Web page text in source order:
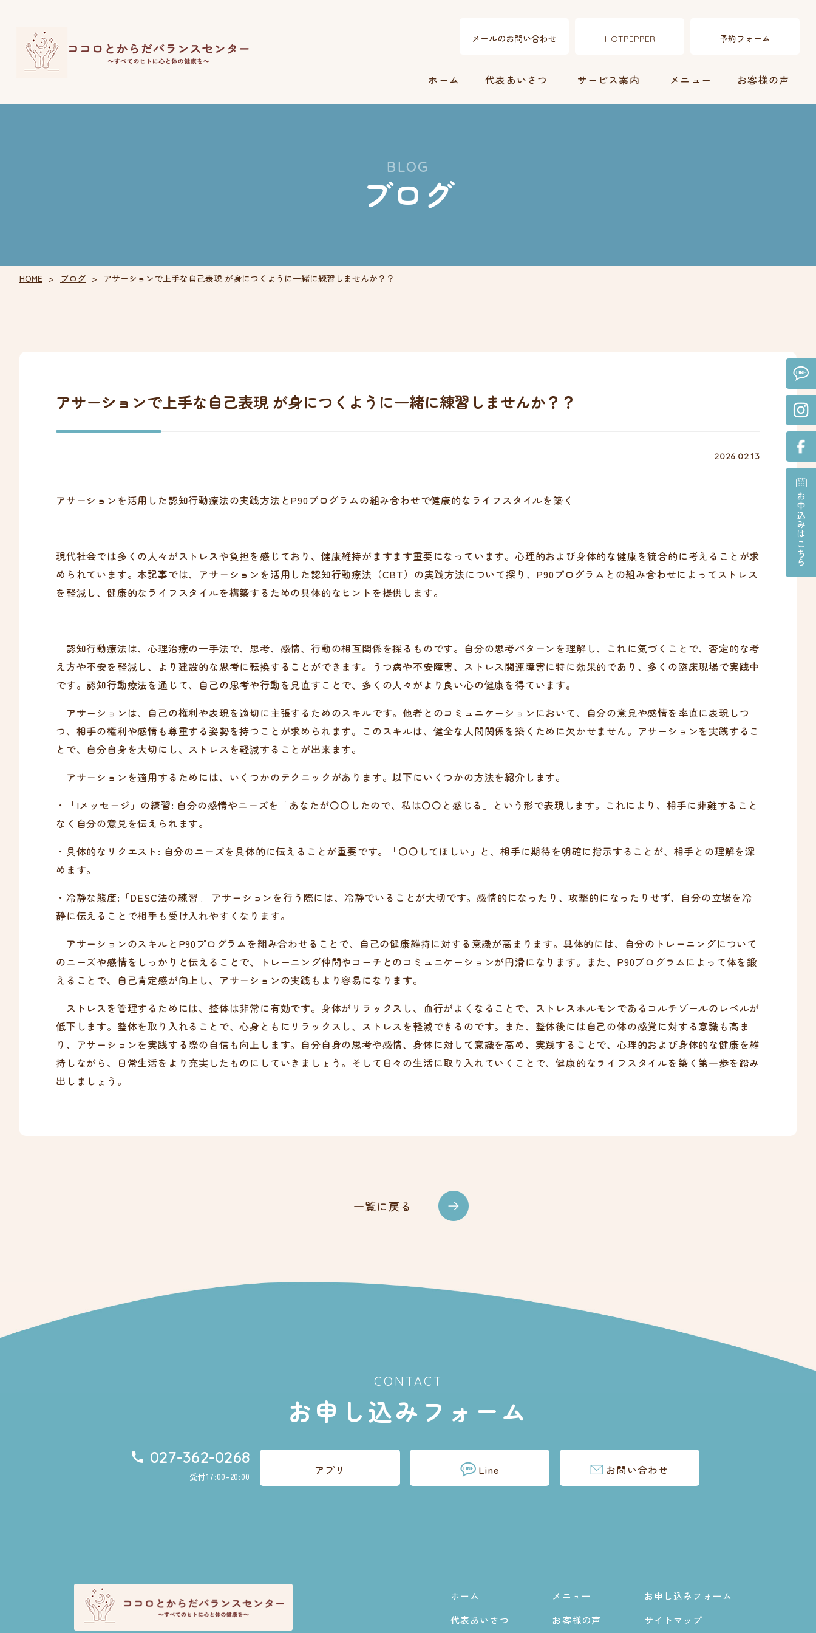
メールのお問い合わせ HOTPEPPER 予約フォーム
ホーム 代表あいさつ サービス案内 メニュー お客様の声
BLOG
ブログ
HOME ブログ アサーションで上手な自己表現 が身につくように一緒に練習しませんか？？
アサーションで上手な自己表現 が身につくように一緒に練習しませんか？？
2026.02.13
アサーションを活用した認知行動療法の実践方法とP90プログラムの組み合わせで健康的なライフスタイルを築く
現代社会では多くの人々がストレスや負担を感じており、健康維持がますます重要になっています。心理的および身体的な健康を統合的に考えることが求
められています。本記事では、アサーションを活用した認知行動療法（CBT）の実践方法について探り、P90プログラムとの組み合わせによってストレス
を軽減し、健康的なライフスタイルを構築するための具体的なヒントを提供します。
認知行動療法は、心理治療の一手法で、思考、感情、行動の相互関係を探るものです。自分の思考パターンを理解し、これに気づくことで、否定的な考
え方や不安を軽減し、より建設的な思考に転換することができます。うつ病や不安障害、ストレス関連障害に特に効果的であり、多くの臨床現場で実践中
です。認知行動療法を通じて、自己の思考や行動を見直すことで、多くの人々がより良い心の健康を得ています。
アサーションは、自己の権利や表現を適切に主張するためのスキルです。他者とのコミュニケーションにおいて、自分の意見や感情を率直に表現しつ
つ、相手の権利や感情も尊重する姿勢を持つことが求められます。このスキルは、健全な人間関係を築くために欠かせません。アサーションを実践するこ
とで、自分自身を大切にし、ストレスを軽減することが出来ます。
アサーションを適用するためには、いくつかのテクニックがあります。以下にいくつかの方法を紹介します。
・「Iメッセージ」の練習: 自分の感情やニーズを「あなたが〇〇したので、私は〇〇と感じる」という形で表現します。これにより、相手に非難すること
なく自分の意見を伝えられます。
・具体的なリクエスト: 自分のニーズを具体的に伝えることが重要です。「〇〇してほしい」と、相手に期待を明確に指示することが、相手との理解を深
めます。
・冷静な態度:「DESC法の練習」 アサーションを行う際には、冷静でいることが大切です。感情的になったり、攻撃的になったりせず、自分の立場を冷
静に伝えることで相手も受け入れやすくなります。
アサーションのスキルとP90プログラムを組み合わせることで、自己の健康維持に対する意識が高まります。具体的には、自分のトレーニングについて
のニーズや感情をしっかりと伝えることで、トレーニング仲間やコーチとのコミュニケーションが円滑になります。また、P90プログラムによって体を鍛
えることで、自己肯定感が向上し、アサーションの実践もより容易になります。
ストレスを管理するためには、整体は非常に有効です。身体がリラックスし、血行がよくなることで、ストレスホルモンであるコルチゾールのレベルが
低下します。整体を取り入れることで、心身ともにリラックスし、ストレスを軽減できるのです。また、整体後には自己の体の感覚に対する意識も高ま
り、アサーションを実践する際の自信も向上します。自分自身の思考や感情、身体に対して意識を高め、実践することで、心理的および身体的な健康を維
持しながら、日常生活をより充実したものにしていきましょう。そして日々の生活に取り入れていくことで、健康的なライフスタイルを築く第一歩を踏み
出しましょう。
一覧に戻る
CONTACT
お申し込みフォーム
027-362-0268
受付17:00-20:00 アプリ Line お問い合わせ
ホーム
代表あいさつ
メニュー
お客様の声
お申し込みフォーム
サイトマップ
お申込みはこちら